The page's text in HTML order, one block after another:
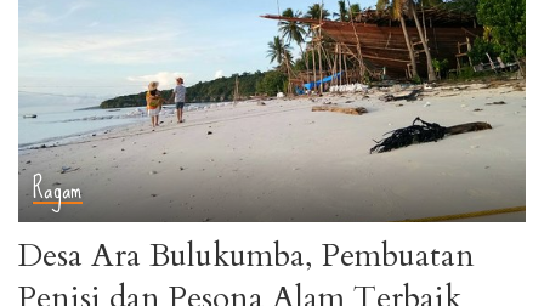
Ragam
Desa Ara Bulukumba, Pembuatan